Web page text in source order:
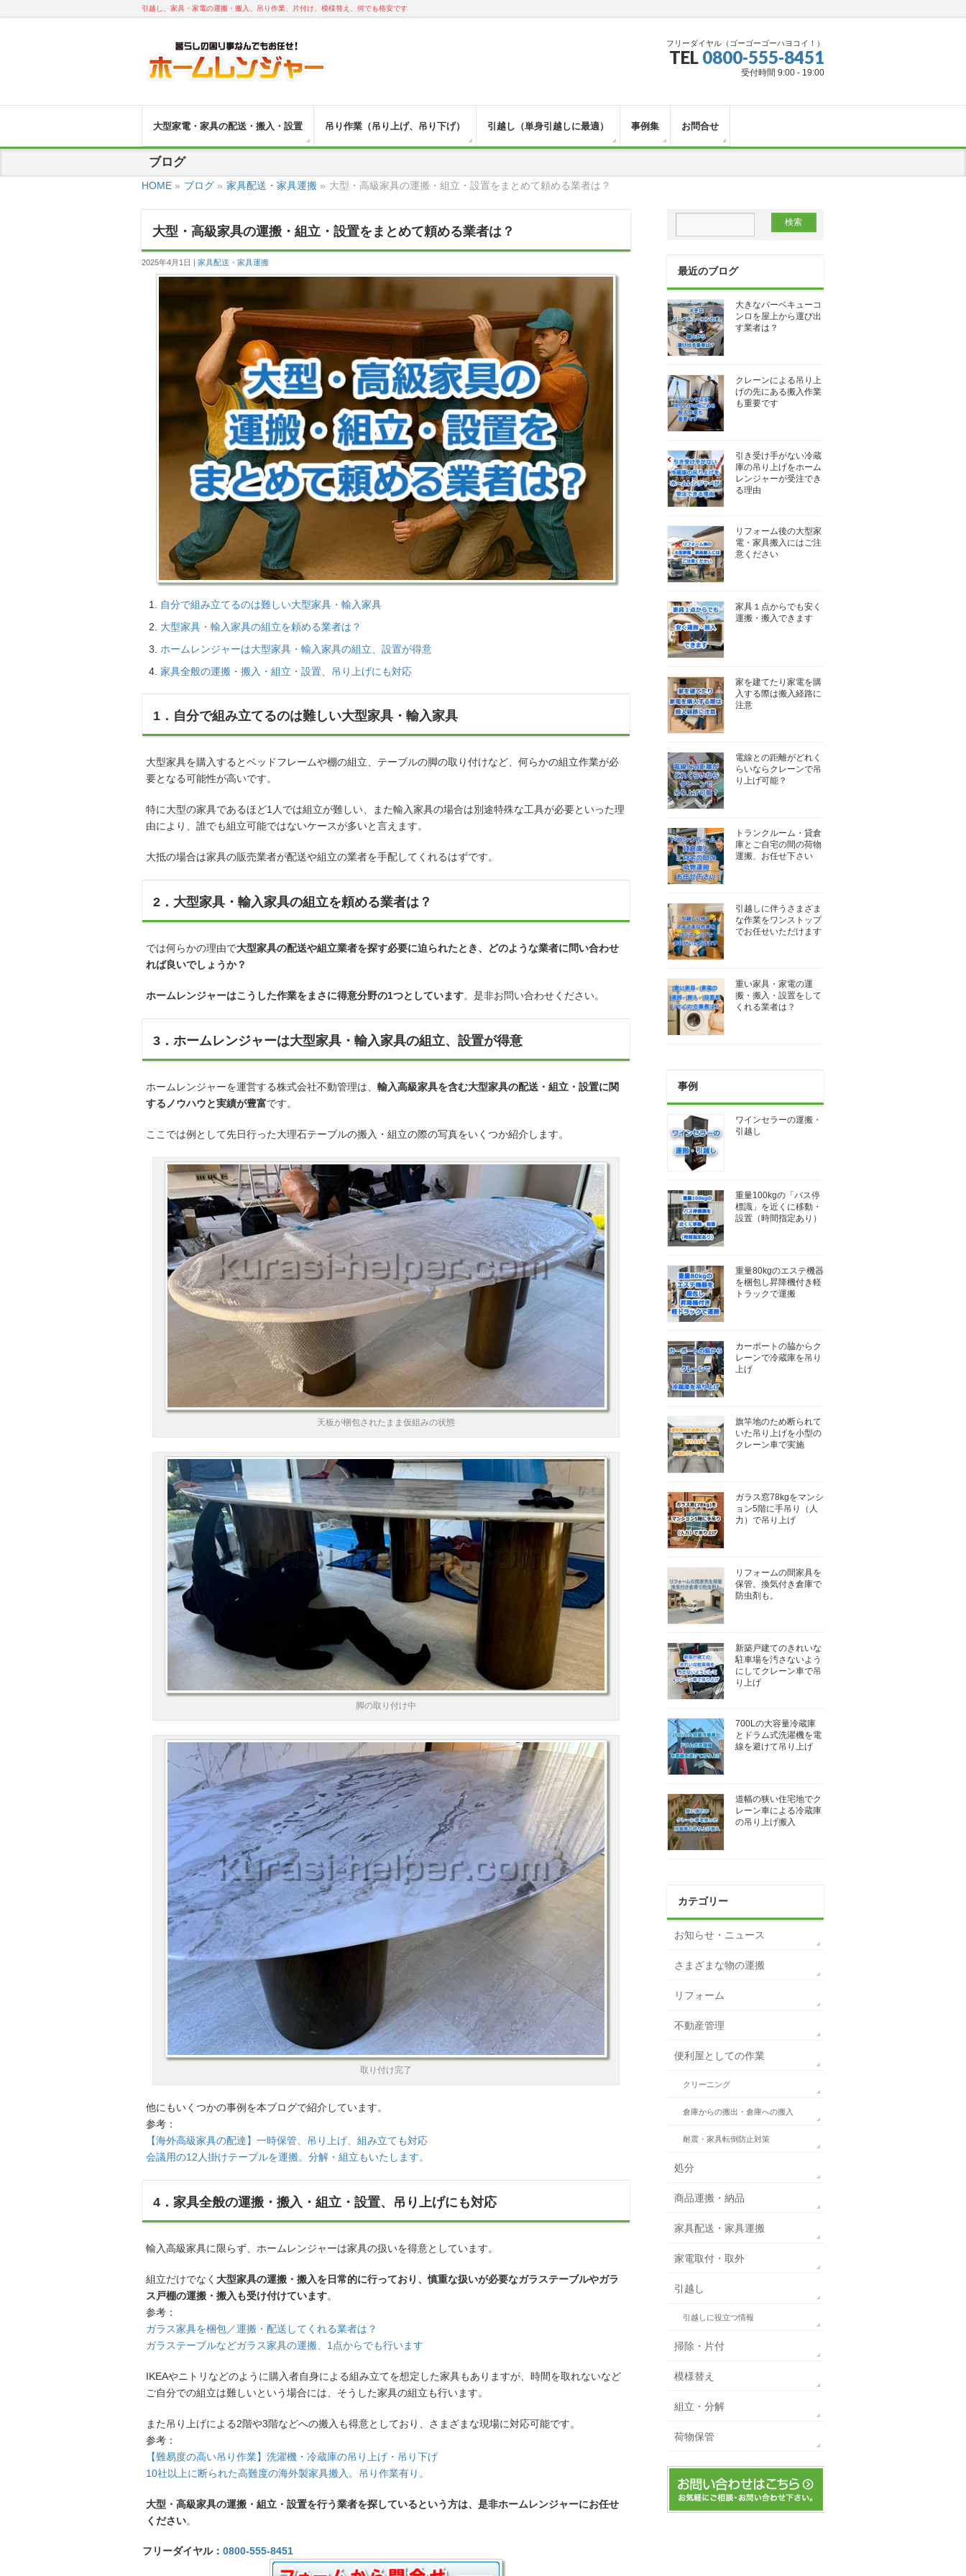
引越し、家具・家電の運搬・搬入、吊り作業、片付け、模様替え、何でも格安です
フリーダイヤル（ゴーゴーゴーハヨコイ！）
TEL 0800-555-8451
受付時間 9:00 - 19:00
大型家電・家具の配送・搬入・設置 吊り作業（吊り上げ、吊り下げ） 引越し（単身引越しに最適） 事例集 お問合せ
ブログ
HOME » ブログ » 家具配送・家具運搬 » 大型・高級家具の運搬・組立・設置をまとめて頼める業者は？
大型・高級家具の運搬・組立・設置をまとめて頼める業者は？
2025年4月1日 家具配送・家具運搬
自分で組み立てるのは難しい大型家具・輸入家具
大型家具・輸入家具の組立を頼める業者は？
ホームレンジャーは大型家具・輸入家具の組立、設置が得意
家具全般の運搬・搬入・組立・設置、吊り上げにも対応
1．自分で組み立てるのは難しい大型家具・輸入家具
大型家具を購入するとベッドフレームや棚の組立、テーブルの脚の取り付けなど、何らかの組立作業が必
要となる可能性が高いです。
特に大型の家具であるほど1人では組立が難しい、また輸入家具の場合は別途特殊な工具が必要といった理
由により、誰でも組立可能ではないケースが多いと言えます。
大抵の場合は家具の販売業者が配送や組立の業者を手配してくれるはずです。
2．大型家具・輸入家具の組立を頼める業者は？
では何らかの理由で大型家具の配送や組立業者を探す必要に迫られたとき、どのような業者に問い合わせ
れば良いでしょうか？
ホームレンジャーはこうした作業をまさに得意分野の1つとしています。是非お問い合わせください。
3．ホームレンジャーは大型家具・輸入家具の組立、設置が得意
ホームレンジャーを運営する株式会社不動管理は、 輸入高級家具を含む大型家具の配送・組立・設置に関
するノウハウと実績が豊富です。
ここでは例として先日行った大理石テーブルの搬入・組立の際の写真をいくつか紹介します。
天板が梱包されたまま仮組みの状態
脚の取り付け中
取り付け完了
他にもいくつかの事例を本ブログで紹介しています。
参考：
【海外高級家具の配達】一時保管、吊り上げ、組み立ても対応
会議用の12人掛けテーブルを運搬。分解・組立もいたします。
4．家具全般の運搬・搬入・組立・設置、吊り上げにも対応
輸入高級家具に限らず、ホームレンジャーは家具の扱いを得意としています。
組立だけでなく 大型家具の運搬・搬入を日常的に行っており、慎重な扱いが必要なガラステーブルやガラ
ス戸棚の運搬・搬入も受け付けています。
参考：
ガラス家具を梱包／運搬・配送してくれる業者は？
ガラステーブルなどガラス家具の運搬、1点からでも行います
IKEAやニトリなどのように購入者自身による組み立てを想定した家具もありますが、時間を取れないなど
ご自分での組立は難しいという場合には、そうした家具の組立も行います。
また吊り上げによる2階や3階などへの搬入も得意としており、さまざまな現場に対応可能です。
参考：
【難易度の高い吊り作業】洗濯機・冷蔵庫の吊り上げ・吊り下げ
10社以上に断られた高難度の海外製家具搬入。吊り作業有り。
大型・高級家具の運搬・組立・設置を行う業者を探しているという方は、是非ホームレンジャーにお任せ
ください。
フリーダイヤル： 0800-555-8451
最近のブログ
大きなバーベキューコ
ンロを屋上から運び出
す業者は？
クレーンによる吊り上
げの先にある搬入作業
も重要です
引き受け手がない冷蔵
庫の吊り上げをホーム
レンジャーが受注でき
る理由
リフォーム後の大型家
電・家具搬入にはご注
意ください
家具１点からでも安く
運搬・搬入できます
家を建てたり家電を購
入する際は搬入経路に
注意
電線との距離がどれく
らいならクレーンで吊
り上げ可能？
トランクルーム・貸倉
庫とご自宅の間の荷物
運搬、お任せ下さい
引越しに伴うさまざま
な作業をワンストップ
でお任せいただけます
重い家具・家電の運
搬・搬入・設置をして
くれる業者は？
事例
ワインセラーの運搬・
引越し
重量100kgの「バス停
標識」を近くに移動・
設置（時間指定あり）
重量80kgのエステ機器
を梱包し昇降機付き軽
トラックで運搬
カーポートの脇からク
レーンで冷蔵庫を吊り
上げ
旗竿地のため断られて
いた吊り上げを小型の
クレーン車で実施
ガラス窓78kgをマンシ
ョン5階に手吊り（人
力）で吊り上げ
リフォームの間家具を
保管。換気付き倉庫で
防虫剤も。
新築戸建てのきれいな
駐車場を汚さないよう
にしてクレーン車で吊
り上げ
700Lの大容量冷蔵庫
とドラム式洗濯機を電
線を避けて吊り上げ
道幅の狭い住宅地でク
レーン車による冷蔵庫
の吊り上げ搬入
カテゴリー
お知らせ・ニュース
さまざまな物の運搬
リフォーム
不動産管理
便利屋としての作業
クリーニング
倉庫からの搬出・倉庫への搬入
耐震・家具転倒防止対策
処分
商品運搬・納品
家具配送・家具運搬
家電取付・取外
引越し
引越しに役立つ情報
掃除・片付
模様替え
組立・分解
荷物保管